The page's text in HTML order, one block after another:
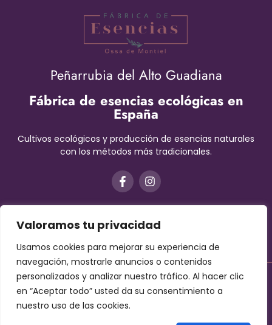
Valoramos tu privacidad
Usamos cookies para mejorar su experiencia de
navegación, mostrarle anuncios o contenidos
personalizados y analizar nuestro tráfico. Al hacer clic
en “Aceptar todo” usted da su consentimiento a
nuestro uso de las cookies.
Peñarrubia del Alto Guadiana
Fábrica de esencias ecológicas en
España
Cultivos ecológicos y producción de esencias naturales
con los métodos más tradicionales.
Aviso Legal Términos y condiciones
–Cookies